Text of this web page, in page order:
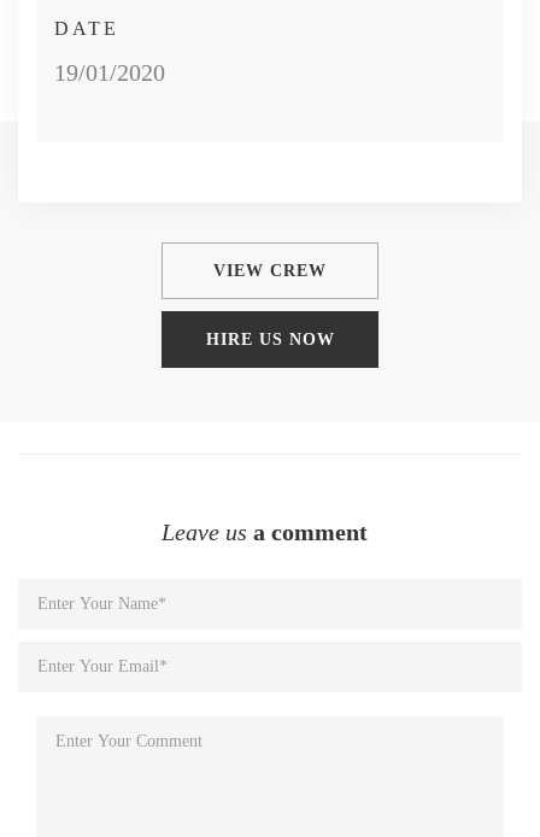
DATE
19/01/2020
VIEW CREW
HIRE US NOW
Leave us a comment